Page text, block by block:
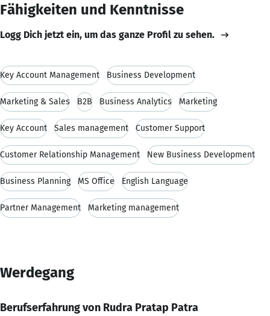
Fähigkeiten und Kenntnisse
Logg Dich jetzt ein, um das ganze Profil zu sehen.
Key Account Management Business Development
Marketing & Sales B2B Business Analytics Marketing
Key Account Sales management Customer Support
Customer Relationship Management New Business Development
Business Planning MS Office English Language
Partner Management Marketing management
Werdegang
Berufserfahrung von Rudra Pratap Patra